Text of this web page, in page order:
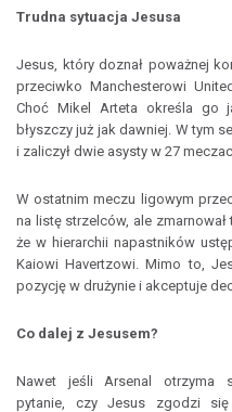
Trudna sytuacja Jesusa
Jesus, który doznał poważnej
przeciwko Manchesterowi
Choć Mikel Arteta określa go
błyszczy już jak dawniej. W tym
i zaliczył dwie asysty w 27
W ostatnim meczu ligowym
na listę strzelców, ale
że w hierarchii napastników
Kaiowi Havertzowi. Mimo to,
pozycję w drużynie i akceptuje
Co dalej z Jesusem?
Nawet jeśli Arsenal otrzyma
pytanie, czy Jesus zgodzi